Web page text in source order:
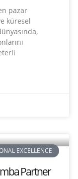
pazar
küresel
EXCELLENCE
Partner